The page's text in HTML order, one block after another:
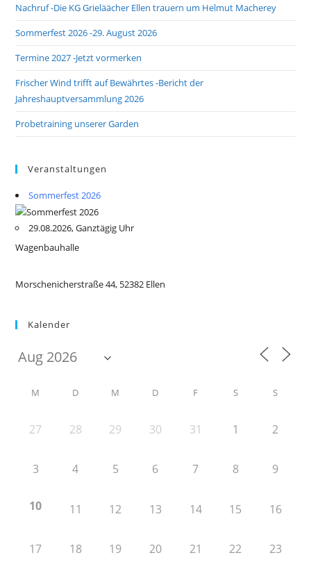
Nachruf -Die KG Grieläächer Ellen trauern um Helmut Macherey
Sommerfest 2026 -29. August 2026
Termine 2027 -Jetzt vormerken
Frischer Wind trifft auf Bewährtes -Bericht der
Jahreshauptversammlung 2026
Probetraining unserer Garden
Veranstaltungen
Sommerfest 2026
29.08.2026, Ganztägig Uhr
Wagenbauhalle
Morschenicherstraße 44, 52382 Ellen
Kalender
M D M D F S S
27 28 29 30 31 1 2
3 4 5 6 7 8 9
10 11 12 13 14 15 16
17 18 19 20 21 22 23